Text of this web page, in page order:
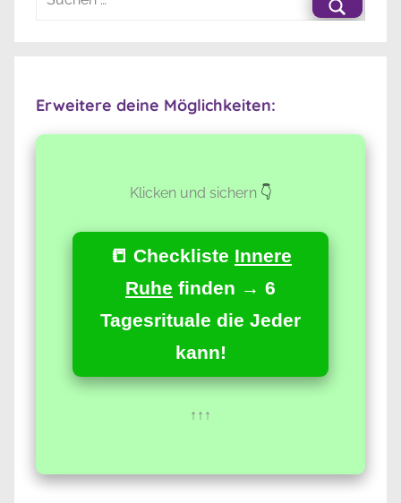
Erweitere deine Möglichkeiten:
Klicken und sichern👇
📒 Checkliste Innere
Ruhe finden → 6
Tagesrituale die Jeder
kann!
↑↑↑